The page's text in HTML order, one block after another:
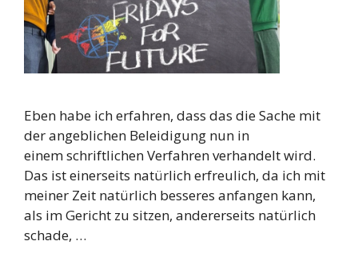
Eben habe ich erfahren, dass das die Sache mit
der angeblichen Beleidigung nun in
einem schriftlichen Verfahren verhandelt wird.
Das ist einerseits natürlich erfreulich, da ich mit
meiner Zeit natürlich besseres anfangen kann,
als im Gericht zu sitzen, andererseits natürlich
schade, …